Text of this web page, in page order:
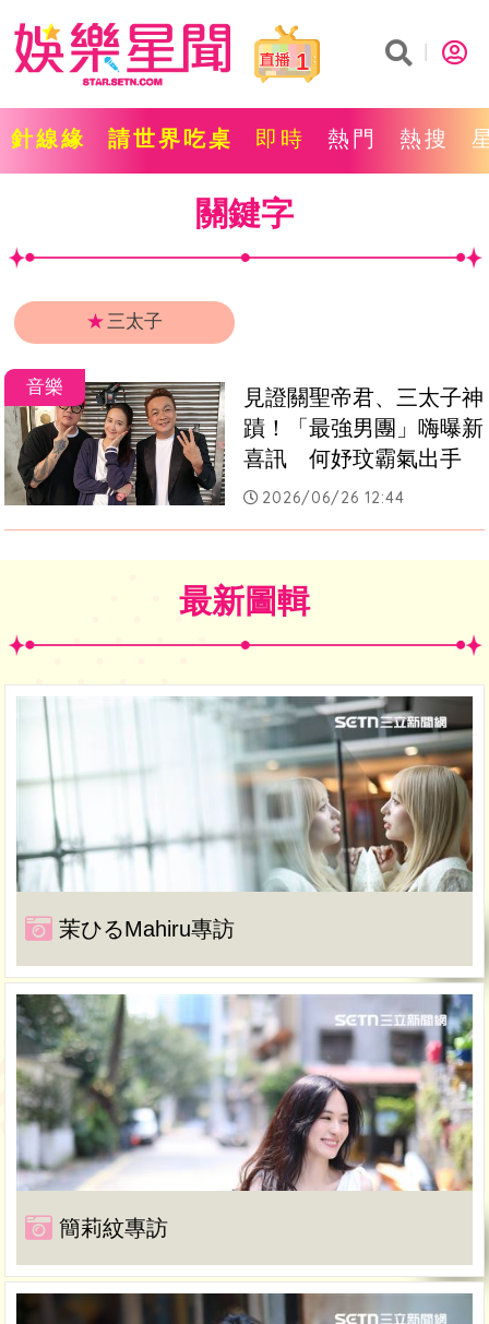
1
針線緣 請世界吃桌 即時 熱門 熱搜
關鍵字
★三太子
音樂
見證關聖帝君、三太子神
蹟！「最強男團」嗨曝新
喜訊　何妤玟霸氣出手
2026/06/26 12:44
最新圖輯
茉ひるMahiru專訪
簡莉紋專訪